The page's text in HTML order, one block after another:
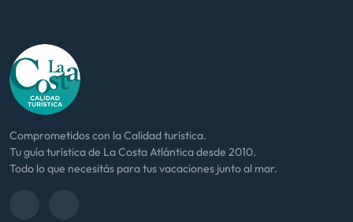
Comprometidos con la Calidad turística.
Tu guía turística de La Costa Atlántica desde 2010.
Todo lo que necesitás para tus vacaciones junto al mar.